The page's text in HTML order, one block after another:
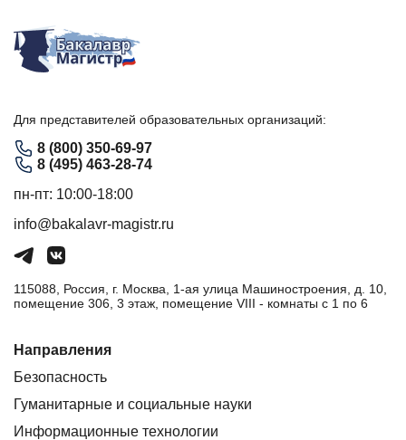
Для представителей образовательных организаций:
8 (800) 350-69-97
8 (495) 463-28-74
пн-пт: 10:00-18:00
info@bakalavr-magistr.ru
115088, Россия, г. Москва, 1-ая улица Машиностроения, д. 10,
помещение 306, 3 этаж, помещение VIII - комнаты с 1 по 6
Направления
Безопасность
Гуманитарные и социальные науки
Информационные технологии